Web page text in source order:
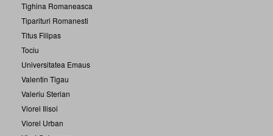
Tighina Romaneasca
Tiparituri Romanesti
Titus Filipas
Tociu
Universitatea Emaus
Valentin Tigau
Valeriu Sterian
Viorel Ilisoi
Viorel Urban